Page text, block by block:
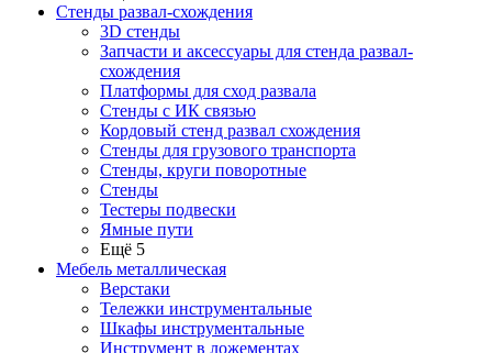
Стенды развал-схождения
3D стенды
Запчасти и аксессуары для стенда развал-
схождения
Платформы для сход развала
Стенды с ИК связью
Кордовый стенд развал схождения
Стенды для грузового транспорта
Стенды, круги поворотные
Стенды
Тестеры подвески
Ямные пути
Ещё 5
Мебель металлическая
Верстаки
Тележки инструментальные
Шкафы инструментальные
Инструмент в ложементах